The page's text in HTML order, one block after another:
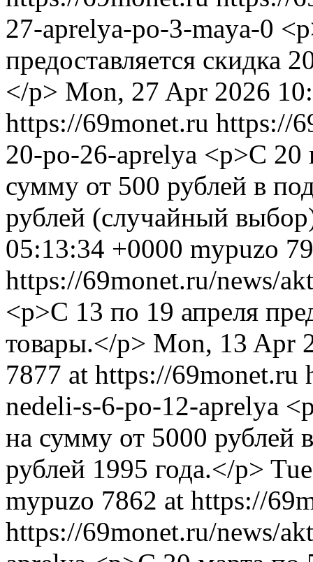
27-aprelya-po-3-maya-0
предоставляется скидка
</p> Mon, 27 Apr 2026
https://69monet.ru https://
20-po-26-aprelya <p>С 20
сумму от 500 рублей в
рублей (случайный
05:13:34 +0000 mypuzo
https://69monet.ru/news/
<p>С 13 по 19 апреля
товары.</p> Mon, 13 Apr
7877 at https://69monet.ru
nedeli-s-6-po-12-aprelya
на сумму от 5000 рублей
рублей 1995 года.</p>
mypuzo 7862 at https://
https://69monet.ru/news/